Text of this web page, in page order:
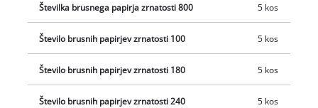
Številka brusnega papirja zrnatosti 800 5 kos
Število brusnih papirjev zrnatosti 100 5 kos
Število brusnih papirjev zrnatosti 180 5 kos
Število brusnih papirjev zrnatosti 240 5 kos